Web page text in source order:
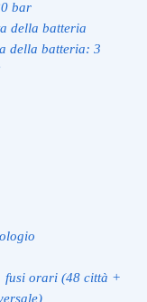
bar
della batteria
della batteria: 3
fusi orari (48 città +